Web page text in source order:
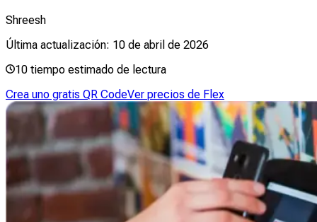
Shreesh
Última actualización: 10 de abril de 2026
10 tiempo estimado de lectura
Crea uno gratis QR CodeVer precios de Flex